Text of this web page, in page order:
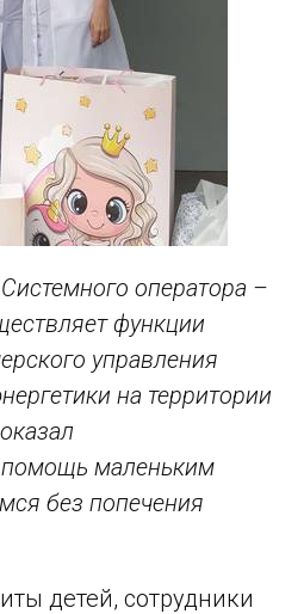
оператора –
функции
управления
на территории
помощь маленьким
без попечения
детей, сотрудники